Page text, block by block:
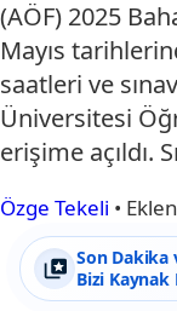
(AÖF) 2025
Mayıs
saatleri ve
Üniversitesi
erişime açıldı.
Özge Tekeli •
Son Dakika
Bizi Kaynak